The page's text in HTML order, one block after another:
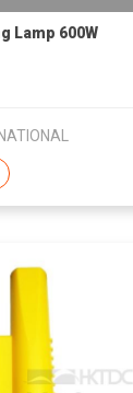
Lamp 600W